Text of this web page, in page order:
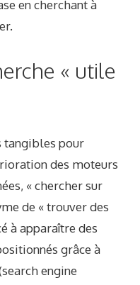
en cherchant à
« utile
tangibles pour
des moteurs
« chercher sur
de « trouver des
à apparaître des
grâce à
engine